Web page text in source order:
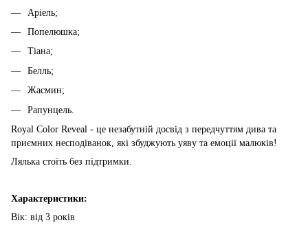
Аріель;
Попелюшка;
Тіана;
Белль;
Жасмин;
Рапунцель.
Royal Color Reveal - це незабутній досвід з передчуттям дива та
приємних несподіванок, які збуджують уяву та емоції малюків!
Лялька стоїть без підтримки.
Характеристики:
Вік: від 3 років